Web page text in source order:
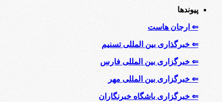
پیوندها
⇐ ارجان هاست
⇐ خبرگذاری بین المللی تسنیم
⇐ خبرگزاری بین المللی فارس
⇐ خبرگزاری بین المللی مهر
⇐ خبرگزاری باشگاه خبرنگاران